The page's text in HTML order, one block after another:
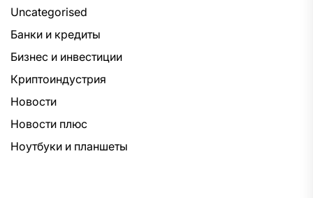
Uncategorised
Банки и кредиты
Бизнес и инвестиции
Криптоиндустрия
Новости
Новости плюс
Ноутбуки и планшеты